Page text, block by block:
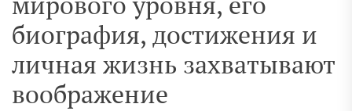
биография, достижения и
личная жизнь захватывают
воображение